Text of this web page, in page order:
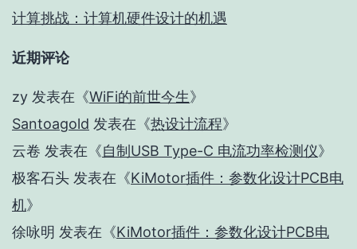
计算挑战：计算机硬件设计的机遇
近期评论
zy 发表在《WiFi的前世今生》
Santoagold 发表在《热设计流程》
云卷 发表在《自制USB Type-C 电流功率检测仪》
极客石头 发表在《KiMotor插件：参数化设计PCB电
机》
徐咏明 发表在《KiMotor插件：参数化设计PCB电